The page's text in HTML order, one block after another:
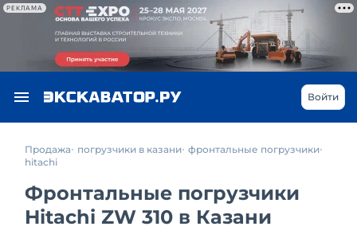
РЕКЛАМА
Войти
Продажа погрузчики в казани фронтальные погрузчики
hitachi
Фронтальные погрузчики
Hitachi ZW 310 в Казани